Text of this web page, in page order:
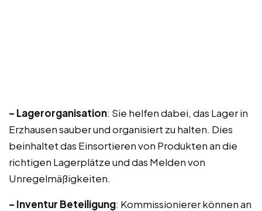
– Lagerorganisation: Sie helfen dabei, das Lager in
Erzhausen sauber und organisiert zu halten. Dies
beinhaltet das Einsortieren von Produkten an die
richtigen Lagerplätze und das Melden von
Unregelmäßigkeiten.
– Inventur Beteiligung: Kommissionierer können an